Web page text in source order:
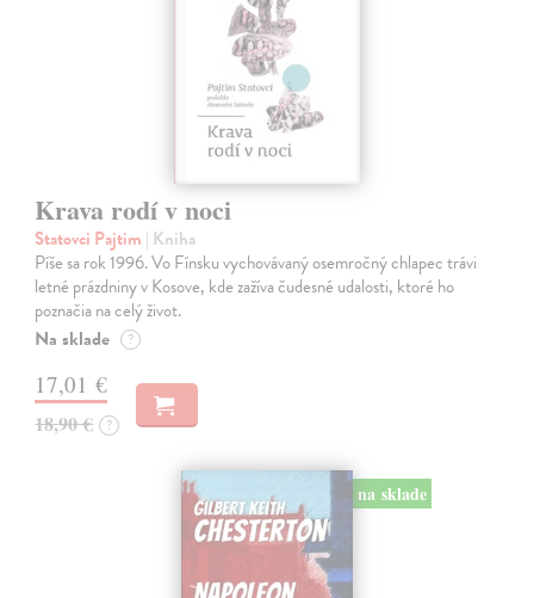
Krava rodí v noci
Statovci Pajtim | Kniha
Píše sa rok 1996. Vo Fínsku vychovávaný osemročný chlapec trávi
letné prázdniny v Kosove, kde zažíva čudesné udalosti, ktoré ho
poznačia na celý život.
Na sklade ?
17,01 €
18,90 € ?
na sklade